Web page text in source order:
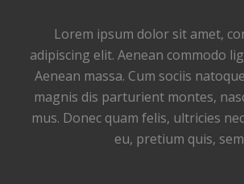
Lorem ipsum dolor sit amet,
adipiscing elit. Aenean commodo
Aenean massa. Cum sociis
magnis dis parturient montes,
mus. Donec quam felis, ultricies
eu, pretium quis,